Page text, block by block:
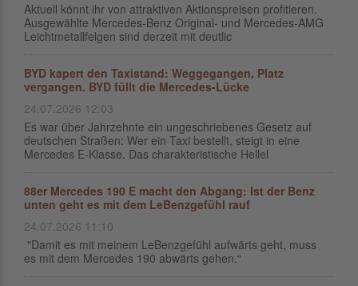
Aktuell könnt ihr von attraktiven Aktionspreisen profitieren.
Ausgewählte Mercedes-Benz Original- und Mercedes-AMG
Leichtmetallfelgen sind derzeit mit deutlic
BYD kapert den Taxistand: Weggegangen, Platz
vergangen. BYD füllt die Mercedes-Lücke
24.07.2026 12:03
Es war über Jahrzehnte ein ungeschriebenes Gesetz auf
deutschen Straßen: Wer ein Taxi bestellt, steigt in eine
Mercedes E-Klasse. Das charakteristische Hellel
88er Mercedes 190 E macht den Abgang: Ist der Benz
unten geht es mit dem LeBenzgefühl rauf
24.07.2026 11:10
"Damit es mit meinem LeBenzgefühl aufwärts geht, muss
es mit dem Mercedes 190 abwärts gehen.“